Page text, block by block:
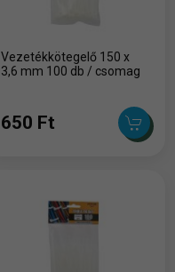
Vezetékkötegelő 150 x
3,6 mm 100 db / csomag
650 Ft